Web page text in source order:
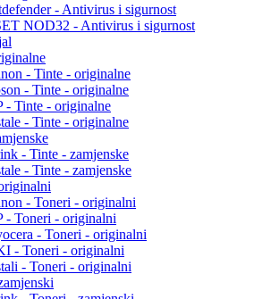
- Antivirus i sigurnost
NOD32 - Antivirus i sigurnost
- Tinte - originalne
- Tinte - originalne
- Tinte - originalne
- Tinte - originalne
- Tinte - zamjenske
- Tinte - zamjenske
- Toneri - originalni
- Toneri - originalni
- Toneri - originalni
- Toneri - originalni
- Toneri - originalni